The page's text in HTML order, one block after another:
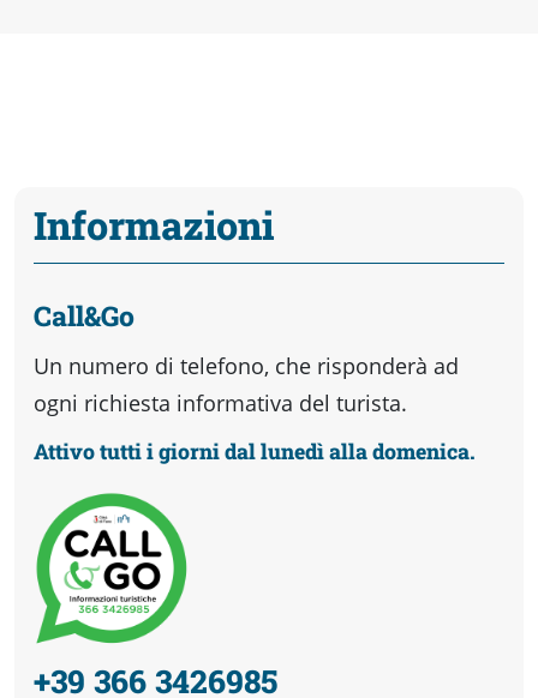
Informazioni
Call&Go
Un numero di telefono, che risponderà ad
ogni richiesta informativa del turista.
Attivo tutti i giorni dal lunedì alla domenica.
+39 366 3426985